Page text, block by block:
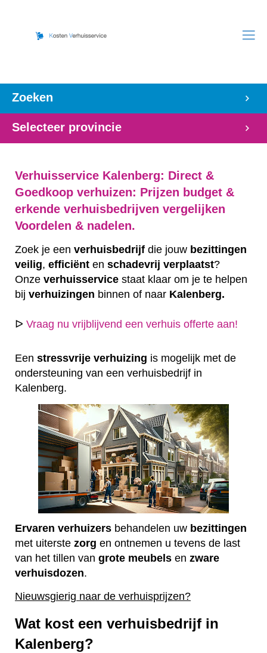
Zoeken
Selecteer provincie
Verhuisservice Kalenberg: Direct &
Goedkoop verhuizen: Prijzen budget &
erkende verhuisbedrijven vergelijken
Voordelen & nadelen.
Zoek je een verhuisbedrijf die jouw bezittingen
veilig, efficiënt en schadevrij verplaatst?
Onze verhuisservice staat klaar om je te helpen
bij verhuizingen binnen of naar Kalenberg.
ᐅ Vraag nu vrijblijvend een verhuis offerte aan!
Een stressvrije verhuizing is mogelijk met de
ondersteuning van een verhuisbedrijf in
Kalenberg.
Ervaren verhuizers behandelen uw bezittingen
met uiterste zorg en ontnemen u tevens de last
van het tillen van grote meubels en zware
verhuisdozen.
Nieuwsgierig naar de verhuisprijzen?
Wat kost een verhuisbedrijf in
Kalenberg?